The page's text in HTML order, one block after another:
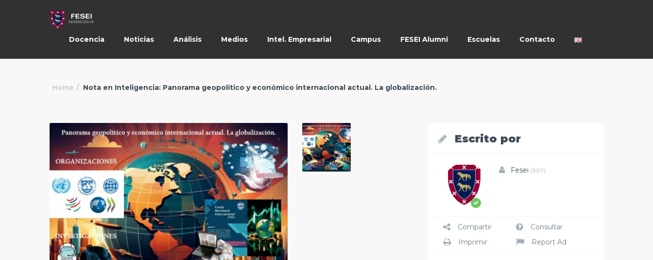
Docencia Noticias Análisis Medios Intel. Empresarial Campus FESEI Alumni Escuelas Contacto
Home Nota en Inteligencia: Panorama geopolítico y económico internacional actual. La globalización.
Escrito por
Fesei (307)
Compartir
Consultar
Imprimir
Report Ad